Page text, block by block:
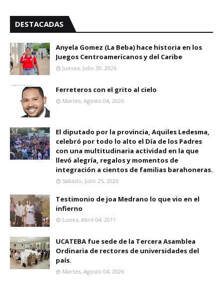
DESTACADAS
Anyela Gomez (La Beba) hace historia en los
Juegos Centroamericanos y del Caribe
Jueves, Julio 30, 2026
Ferreteros con el grito al cielo
Martes, Agosto 04, 2026
El diputado por la provincia, Aquiles Ledesma,
celebró por todo lo alto el Día de los Padres
con una multitudinaria actividad en la que
llevó alegría, regalos y momentos de
integración a cientos de familias barahoneras.
Sábado, Julio 25, 2026
Testimonio de joa Medrano lo que vio en el
infierno
Lunes, Abril 04, 2011
UCATEBA fue sede de la Tercera Asamblea
Ordinaria de rectores de universidades del
país.
Martes, Agosto 04, 2026